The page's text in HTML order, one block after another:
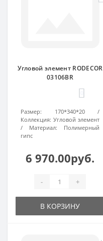
Угловой элемент RODECOR
03106BR
Размер:
170*340*20
Коллекция: Угловой элемент
Материал:
Полимерный
гипс
6 970.00руб.
- +
В КОРЗИНУ